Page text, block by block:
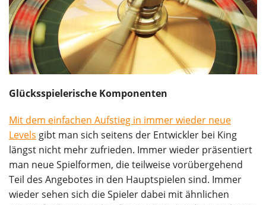
Glücksspielerische Komponenten
Mit dem einfachen Aufstieg in immer wieder neue
Levels gibt man sich seitens der Entwickler bei King
längst nicht mehr zufrieden. Immer wieder präsentiert
man neue Spielformen, die teilweise vorübergehend
Teil des Angebotes in den Hauptspielen sind. Immer
wieder sehen sich die Spieler dabei mit ähnlichen